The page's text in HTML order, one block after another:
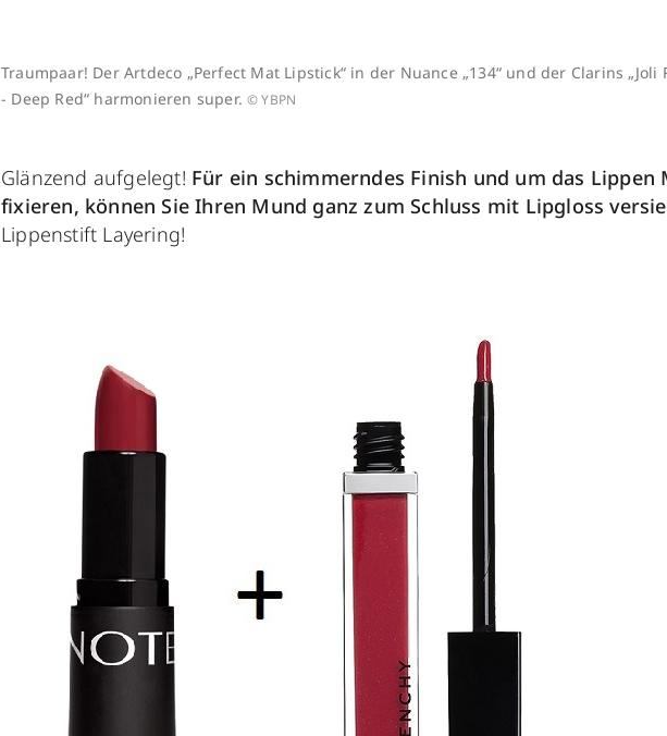
Traumpaar! Der Artdeco „Perfect Mat Lipstick“ in der Nuance „134“ und der Clarins „Joli
- Deep Red“ harmonieren super. © YBPN
Glänzend aufgelegt! Für ein schimmerndes Finish und um das Lippen
fixieren, können Sie Ihren Mund ganz zum Schluss mit Lipgloss
Lippenstift Layering!